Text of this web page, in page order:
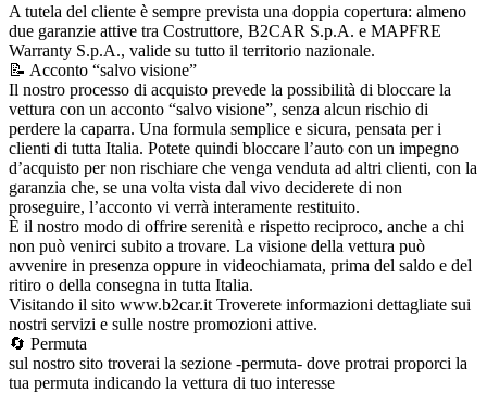
A tutela del cliente è sempre prevista una doppia copertura: almeno
due garanzie attive tra Costruttore, B2CAR S.p.A. e MAPFRE
Warranty S.p.A., valide su tutto il territorio nazionale.
📝 Acconto “salvo visione”
Il nostro processo di acquisto prevede la possibilità di bloccare la
vettura con un acconto “salvo visione”, senza alcun rischio di
perdere la caparra. Una formula semplice e sicura, pensata per i
clienti di tutta Italia. Potete quindi bloccare l’auto con un impegno
d’acquisto per non rischiare che venga venduta ad altri clienti, con la
garanzia che, se una volta vista dal vivo deciderete di non
proseguire, l’acconto vi verrà interamente restituito.
È il nostro modo di offrire serenità e rispetto reciproco, anche a chi
non può venirci subito a trovare. La visione della vettura può
avvenire in presenza oppure in videochiamata, prima del saldo e del
ritiro o della consegna in tutta Italia.
Visitando il sito www.b2car.it Troverete informazioni dettagliate sui
nostri servizi e sulle nostre promozioni attive.
🔄 Permuta
sul nostro sito troverai la sezione -permuta- dove protrai proporci la
tua permuta indicando la vettura di tuo interesse